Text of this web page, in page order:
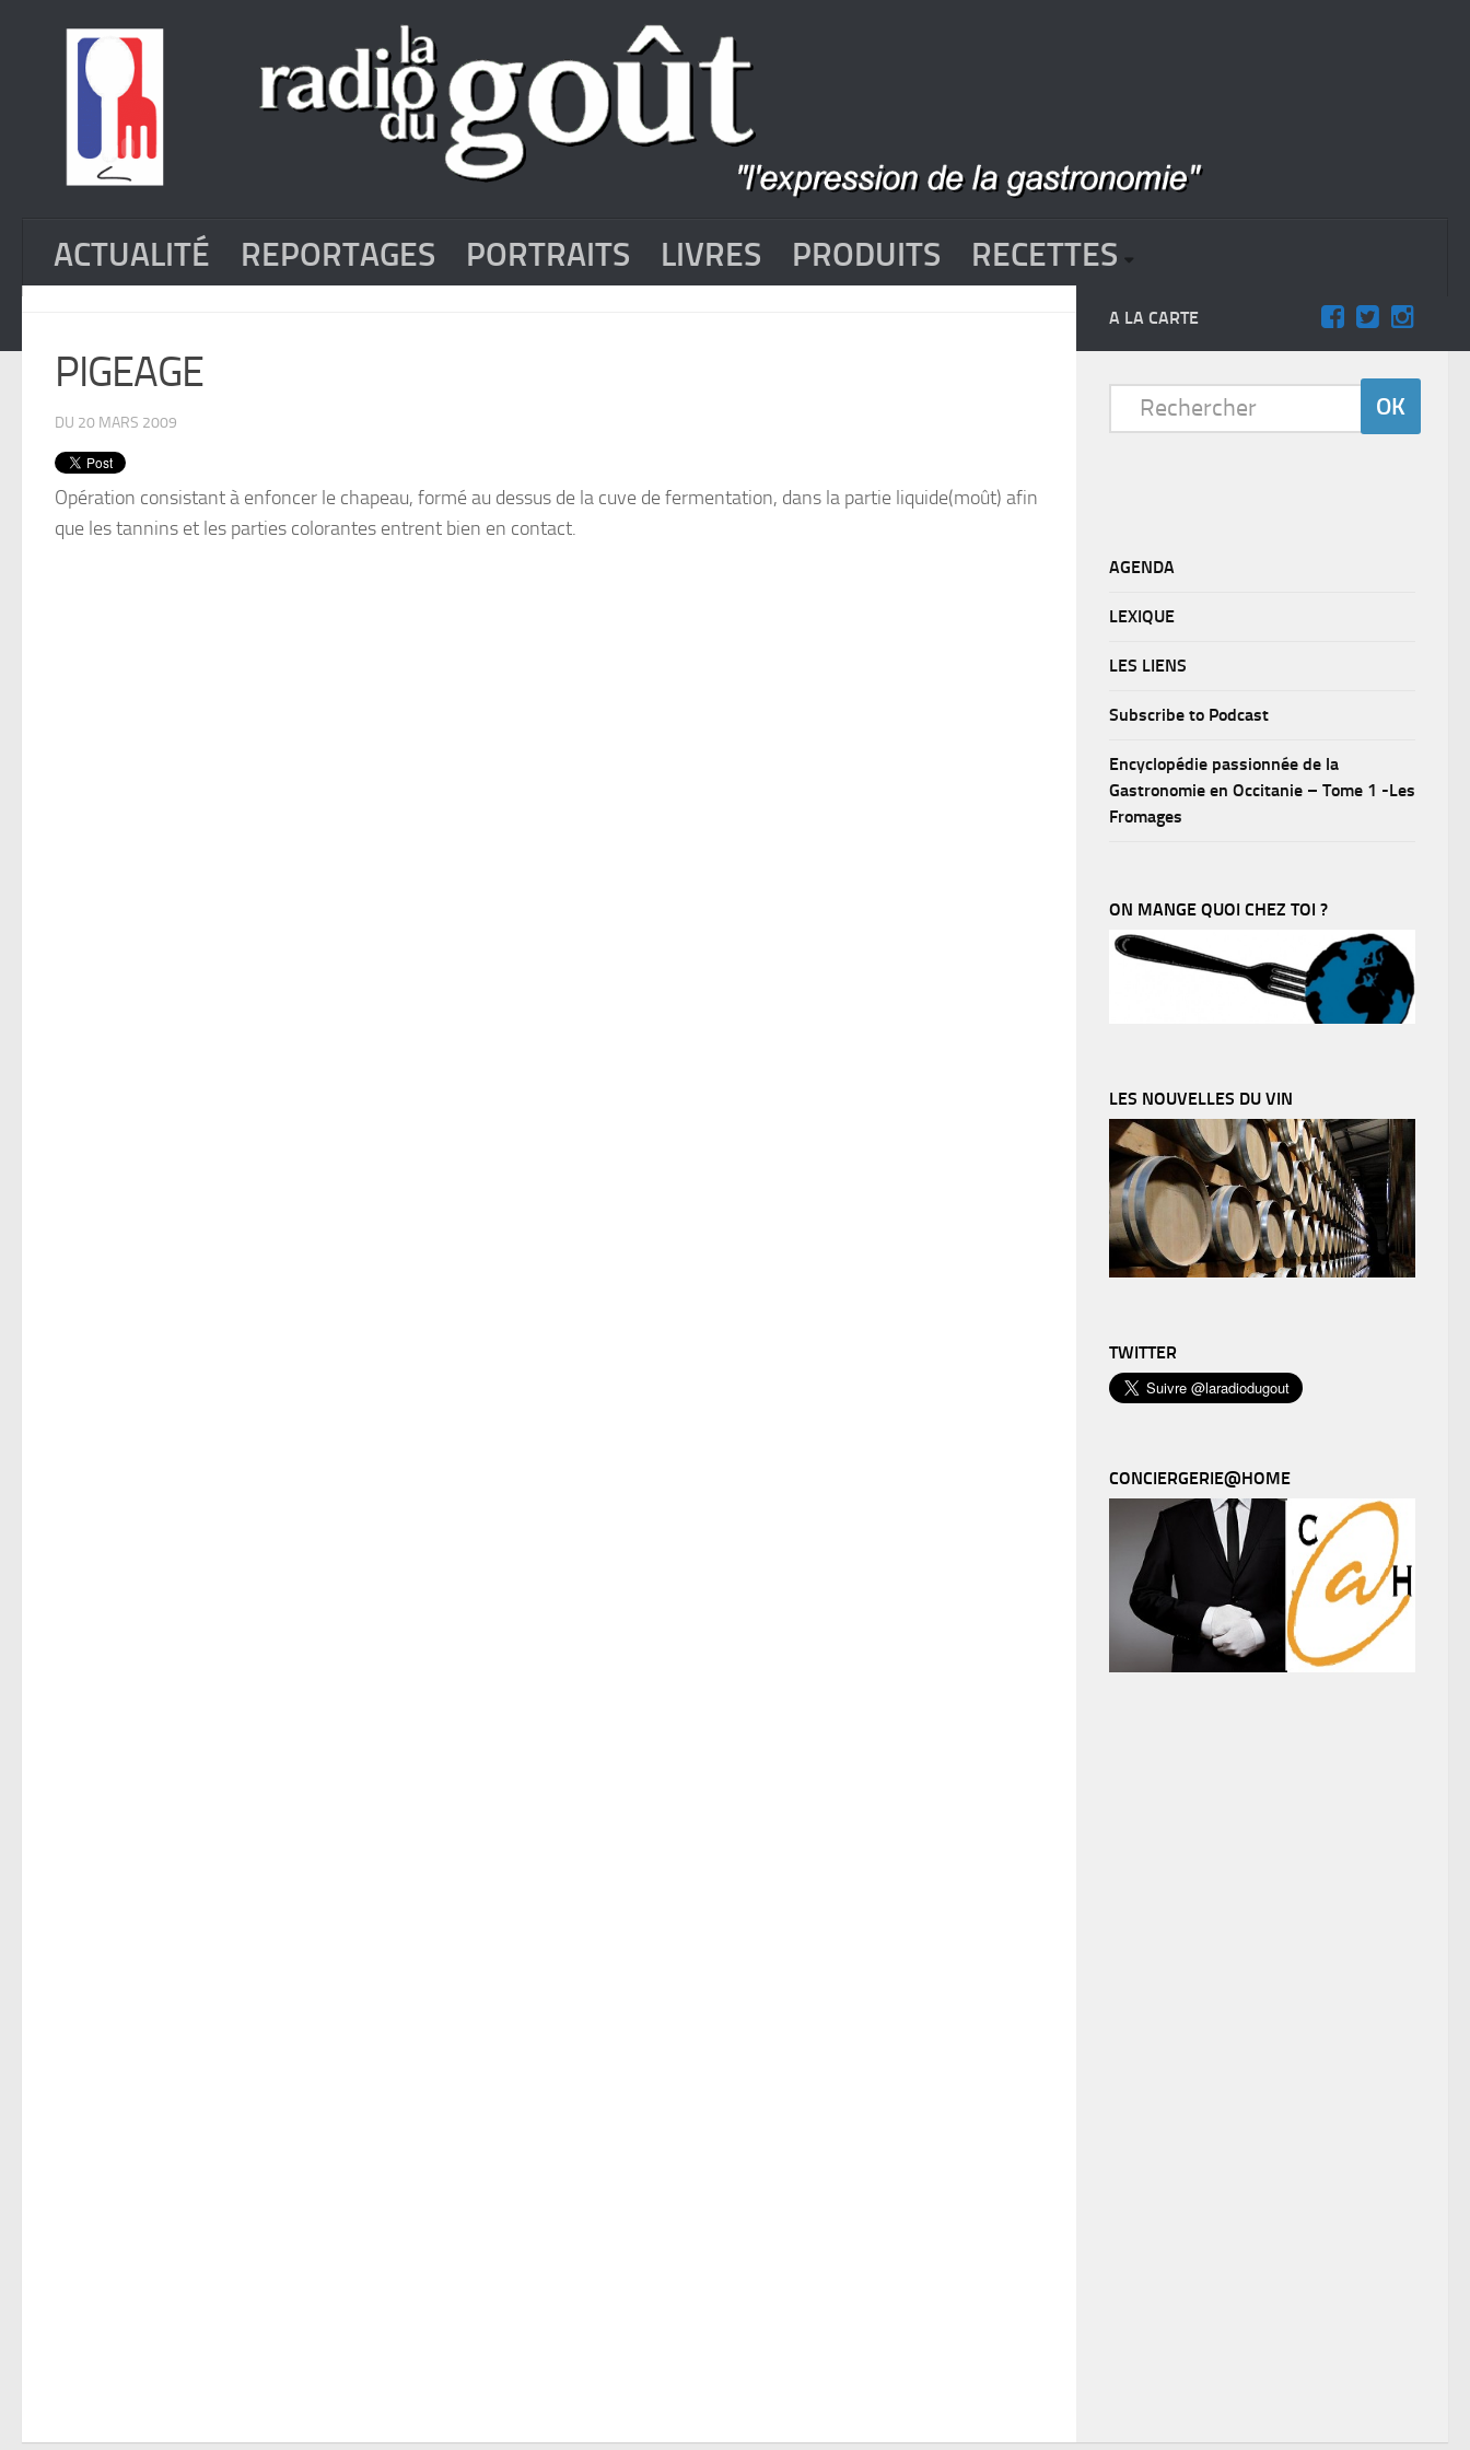
ACTUALITÉ REPORTAGES PORTRAITS LIVRES PRODUITS RECETTES
PIGEAGE
DU 20 MARS 2009
Opération consistant à enfoncer le chapeau, formé au dessus de la cuve de fermentation, dans la partie liquide(moût) afin
que les tannins et les parties colorantes entrent bien en contact.
A LA CARTE
AGENDA
LEXIQUE
LES LIENS
Subscribe to Podcast
Encyclopédie passionnée de la
Gastronomie en Occitanie – Tome 1 -Les
Fromages
ON MANGE QUOI CHEZ TOI ?
LES NOUVELLES DU VIN
TWITTER
CONCIERGERIE@HOME